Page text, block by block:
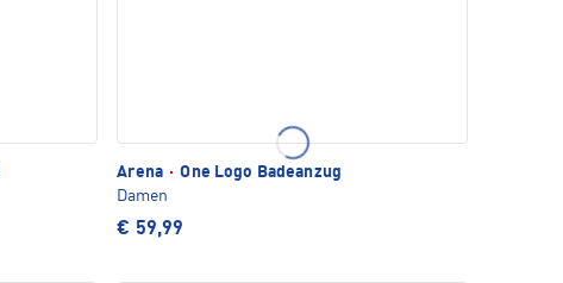
Arena · One Logo Badeanzug
Damen
€ 59,99